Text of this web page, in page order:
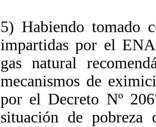
5) Habiendo tomado
impartidas por el
gas natural
mecanismos de
por el Decreto Nº
situación de